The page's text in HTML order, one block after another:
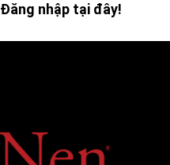
Đăng nhập tại đây!